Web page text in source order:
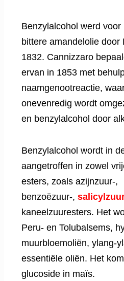
Benzylalcohol werd
bittere amandelolie door
1832. Cannizzaro
ervan in 1853 met
naamgenootreactie,
onevenredig wordt
en benzylalcohol door
Benzylalcohol wordt in
aangetroffen in zowel
esters, zoals azijnzuur-,
benzoëzuur-,
kaneelzuuresters. Het
Peru- en Tolubalsems,
muurbloemoliën, ylang-
essentiële oliën. Het
glucoside in maïs.